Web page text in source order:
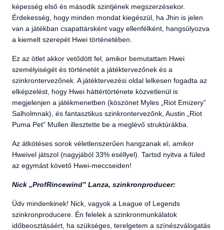
képesség első és második szintjének megszerzésekor.
Érdekesség, hogy minden mondat kiegészül, ha Jhin is jelen
van a játékban csapattársként vagy ellenfélként, hangsúlyozva
a kiemelt szerepét Hwei történetében.
Ez az ötlet akkor vetődött fel, amikor bemutattam Hwei
személyiségét és történetét a játéktervezőnek és a
szinkrontervezőnek. A játéktervezési oldal lelkesen fogadta az
elképzelést, hogy Hwei háttértörténete közvetlenül is
megjelenjen a játékmenetben (köszönet Myles „Riot Emizery”
Salholmnak), és fantasztikus szinkrontervezőnk, Austin „Riot
Puma Pet” Mullen illesztette be a meglévő struktúrákba.
Az átkötéses sorok véletlenszerűen hangzanak el, amikor
Hweivel játszol (nagyjából 33% eséllyel). Tartsd nyitva a füled
az egymást követő Hwei-meccseiden!
Nick „ProfRincewind” Lanza, szinkronproducer:
Üdv mindenkinek! Nick, vagyok a League of Legends
szinkronproducere. Én felelek a szinkronmunkálatok
időbeosztásáért, ha szükséges, terelgetem a színészválogatás